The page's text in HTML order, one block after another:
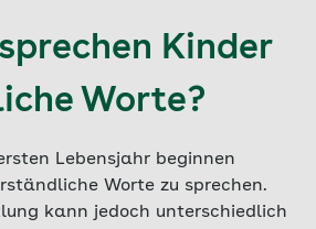
Kinder
Worte?
Lebensjahr beginnen
Worte zu sprechen.
kann jedoch unterschiedlich